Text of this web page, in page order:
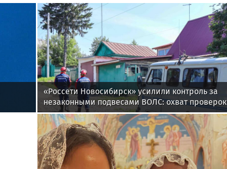
«Россети Новосибирск» усилили контроль за
незаконными подвесами ВОЛС: охват проверок
вырос в 1,5 раза